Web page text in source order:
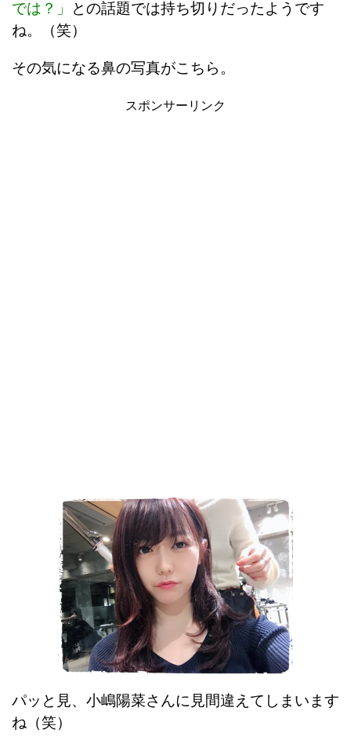
では？」
との話題では持ち切りだったようです
ね。（笑）
その気になる鼻の写真がこちら。
スポンサーリンク
パッと見、小嶋陽菜さんに見間違えてしまいます
ね（笑）